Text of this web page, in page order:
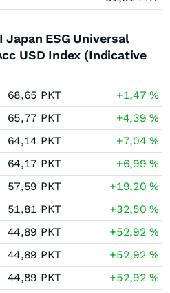
Japan ESG Universal
USD Index (Indicative
68,65 PKT +1,47%
65,77 PKT +4,39%
64,14 PKT +7,04%
64,17 PKT +6,99%
57,59 PKT +19,20%
51,81 PKT +32,50%
44,89 PKT +52,92%
44,89 PKT +52,92%
44,89 PKT +52,92%